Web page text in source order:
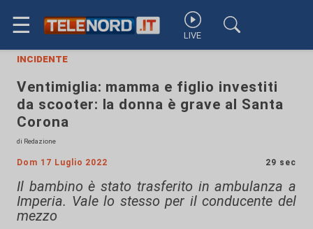
☰ LIVE
incidente
Ventimiglia: mamma e figlio investiti
da scooter: la donna è grave al Santa
Corona
di Redazione
Dom 17 Luglio 2022 29 sec
Il bambino è stato trasferito in ambulanza a
Imperia. Vale lo stesso per il conducente del
mezzo